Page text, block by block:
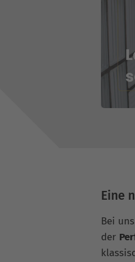
Eine
Bei
der